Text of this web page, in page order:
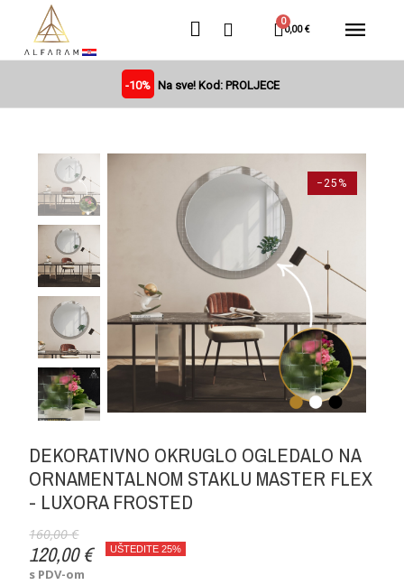
0,00 €
-10% Na sve! Kod: PROLJECE
−25%
DEKORATIVNO OKRUGLO OGLEDALO NA
ORNAMENTALNOM STAKLU MASTER FLEX
- LUXORA FROSTED
160,00 €
120,00 € UŠTEDITE 25%
s PDV-om